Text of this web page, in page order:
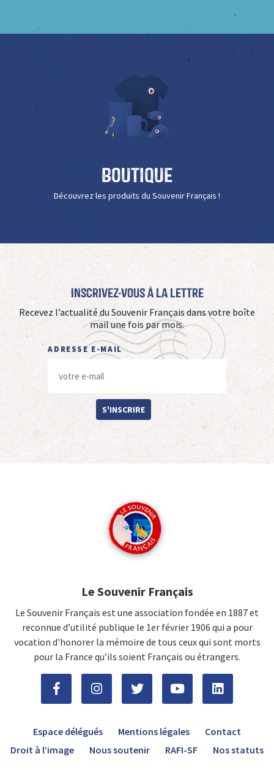
Boutique
Découvrez les produits du Souvenir Français !
Inscrivez-vous à La Lettre
Recevez l’actualité du Souvenir Français dans votre boîte
mail une fois par mois.
ADRESSE E-MAIL
S'INSCRIRE
Le Souvenir Français
Le Souvenir Français est une association fondée en 1887 et
reconnue d’utilité publique le 1er février 1906 qui a pour
vocation d'honorer la mémoire de tous ceux qui sont morts
pour la France qu’ils soient Français ou étrangers.
Espace délégués Mentions légales
Contact
Droit à l’image
Nous soutenir RAFI-SF Nos statuts